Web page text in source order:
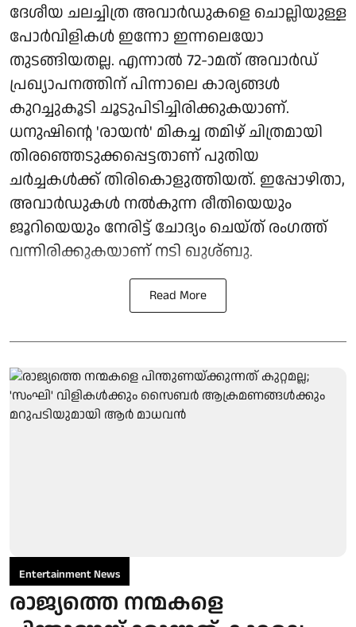
ദേശീയ ചലച്ചിത്ര അവാർഡുകളെ ചൊല്ലിയുള്ള
പോർവിളികൾ ഇന്നോ ഇന്നലെയോ
തുടങ്ങിയതല്ല. എന്നാൽ 72-ാമത് അവാർഡ്
പ്രഖ്യാപനത്തിന് പിന്നാലെ കാര്യങ്ങൾ
കുറച്ചുകൂടി ചൂടുപിടിച്ചിരിക്കുകയാണ്.
ധനുഷിന്റെ 'രായൻ' മികച്ച തമിഴ് ചിത്രമായി
തിരഞ്ഞെടുക്കപ്പെട്ടതാണ് പുതിയ
ചർച്ചകൾക്ക് തിരികൊളുത്തിയത്. ഇപ്പോഴിതാ,
അവാർഡുകൾ നൽകുന്ന രീതിയെയും
ജൂറിയെയും നേരിട്ട് ചോദ്യം ചെയ്ത് രംഗത്ത്
വന്നിരിക്കുകയാണ് നടി ഖുശ്ബു.
Read More
Entertainment News
രാജ്യത്തെ നന്മകളെ